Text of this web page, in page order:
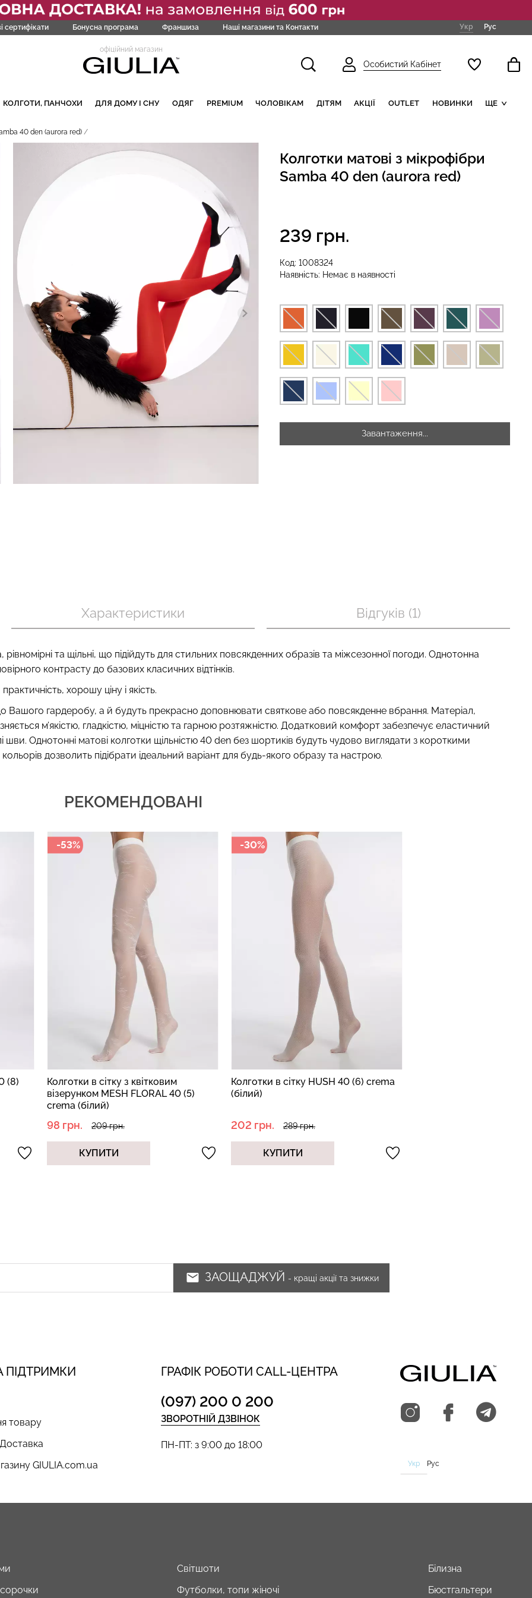
сертифікати Бонусна програма Франшиза Наші магазини та Контакти Укр Рус
офіційний магазин
Особистий Кабінет
КОЛГОТИ, ПАНЧОХИ ДЛЯ ДОМУ І СНУ ОДЯГ PREMIUM ЧОЛОВІКАМ ДІТЯМ АКЦІЇ OUTLET НОВИНКИ ЩЕ
40 den (aurora red)
Колготки матові з мікрофібри
Samba 40 den (aurora red)
Код: 1008324
Наявність: Немає в наявності
239 грн.
Завантаження...
Характеристики Відгуків (1)
та щільні, що підійдуть для стильних повсякденних образів та міжсезонної погоди. Однотонна
контрасту до базових класичних відтінків.
хорошу ціну і якість.
Вашого гардеробу, а й будуть прекрасно доповнювати святкове або повсякденне вбрання. Матеріал,
м’якістю, гладкістю, міцністю та гарною розтяжністю. Додатковий комфорт забезпечує еластичний
шви. Однотонні матові колготки щільністю 40 den без шортиків будуть чудово виглядати з короткими
дозволить підібрати ідеальний варіант для будь-якого образу та настрою.
РЕКОМЕНДОВАНІ
(8)
-53%
Колготки в сітку з квітковим
візерунком MESH FLORAL 40 (5)
crema (білий)
98 грн. 209 грн.
КУПИТИ
-30%
Колготки в сітку HUSH 40 (6) crema
(білий)
202 грн. 289 грн.
КУПИТИ
ЗАОЩАДЖУЙ - кращі акції та знижки
товару
GIULIA.com.ua
ГРАФІК РОБОТИ CALL-ЦЕНТРА
(097) 200 0 200
ЗВОРОТНІЙ ДЗВІНОК
ПН-ПТ: з 9:00 до 18:00
Укр Рус
сорочки
Світшоти
Футболки, топи жіночі
Білизна
Бюстгальтери
(чорний)
Безшовні легінси LEGGINGS
(чорний) Giulia
482 грн. 689 грн.
Безшовні бразиліана з
легкою корекцією BRASILIAN
SHAPEWEAR black (чорний)
Giulia
258 грн.
Безшовні стрінги STRING
BRIEFS (чорний) Giulia
179 грн.299 грн.
CAMI TOP (білий) Giulia
279 грн.399 грн.
489 грн.699 грн.
SHAPE black (чорний) Giulia
454 грн.649 грн.